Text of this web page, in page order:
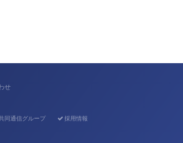
せ
同通信グループ 採用情報